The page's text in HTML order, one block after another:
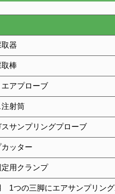
取器
棒
エアプローブ
注射筒
スサンプリングプローブ
ッター
定用クランプ
1つの三脚にエアサンプリン